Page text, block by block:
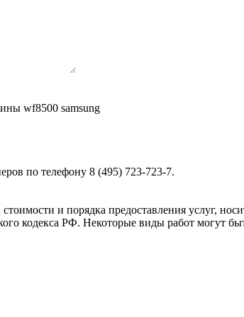
wf8500 samsung
по телефону 8 (495) 723-723-7.
и порядка предоставления услуг,
кодекса РФ. Некоторые виды работ могут